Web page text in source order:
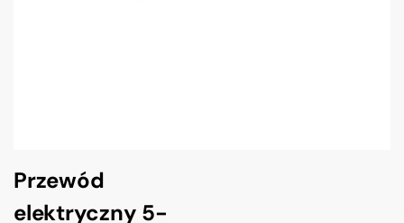
Przewód
elektryczny 5-